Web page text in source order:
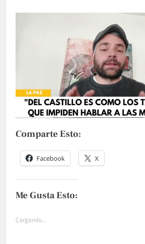
Comparte Esto:
Facebook X
Me Gusta Esto:
Cargando...